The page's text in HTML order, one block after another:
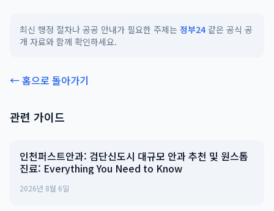
최신 행정 절차나 공공 안내가 필요한 주제는 정부24 같은 공식 공
개 자료와 함께 확인하세요.
← 홈으로 돌아가기
관련 가이드
인천퍼스트안과: 검단신도시 대규모 안과 추천 및 원스톱
진료: Everything You Need to Know
2026년 8월 6일